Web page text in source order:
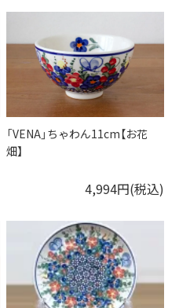
「VENA」ちゃわん11cm【お花
畑】
4,994円(税込)